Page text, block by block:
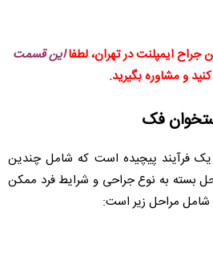
جراح ایمپلنت در تهران، لطفااین قسمت
و مشاوره بگیرید.
فک
فرآیند پیچیده است که شامل چندین
بسته به نوع جراحی و شرایط فرد ممکن
شامل مراحل زیر است: